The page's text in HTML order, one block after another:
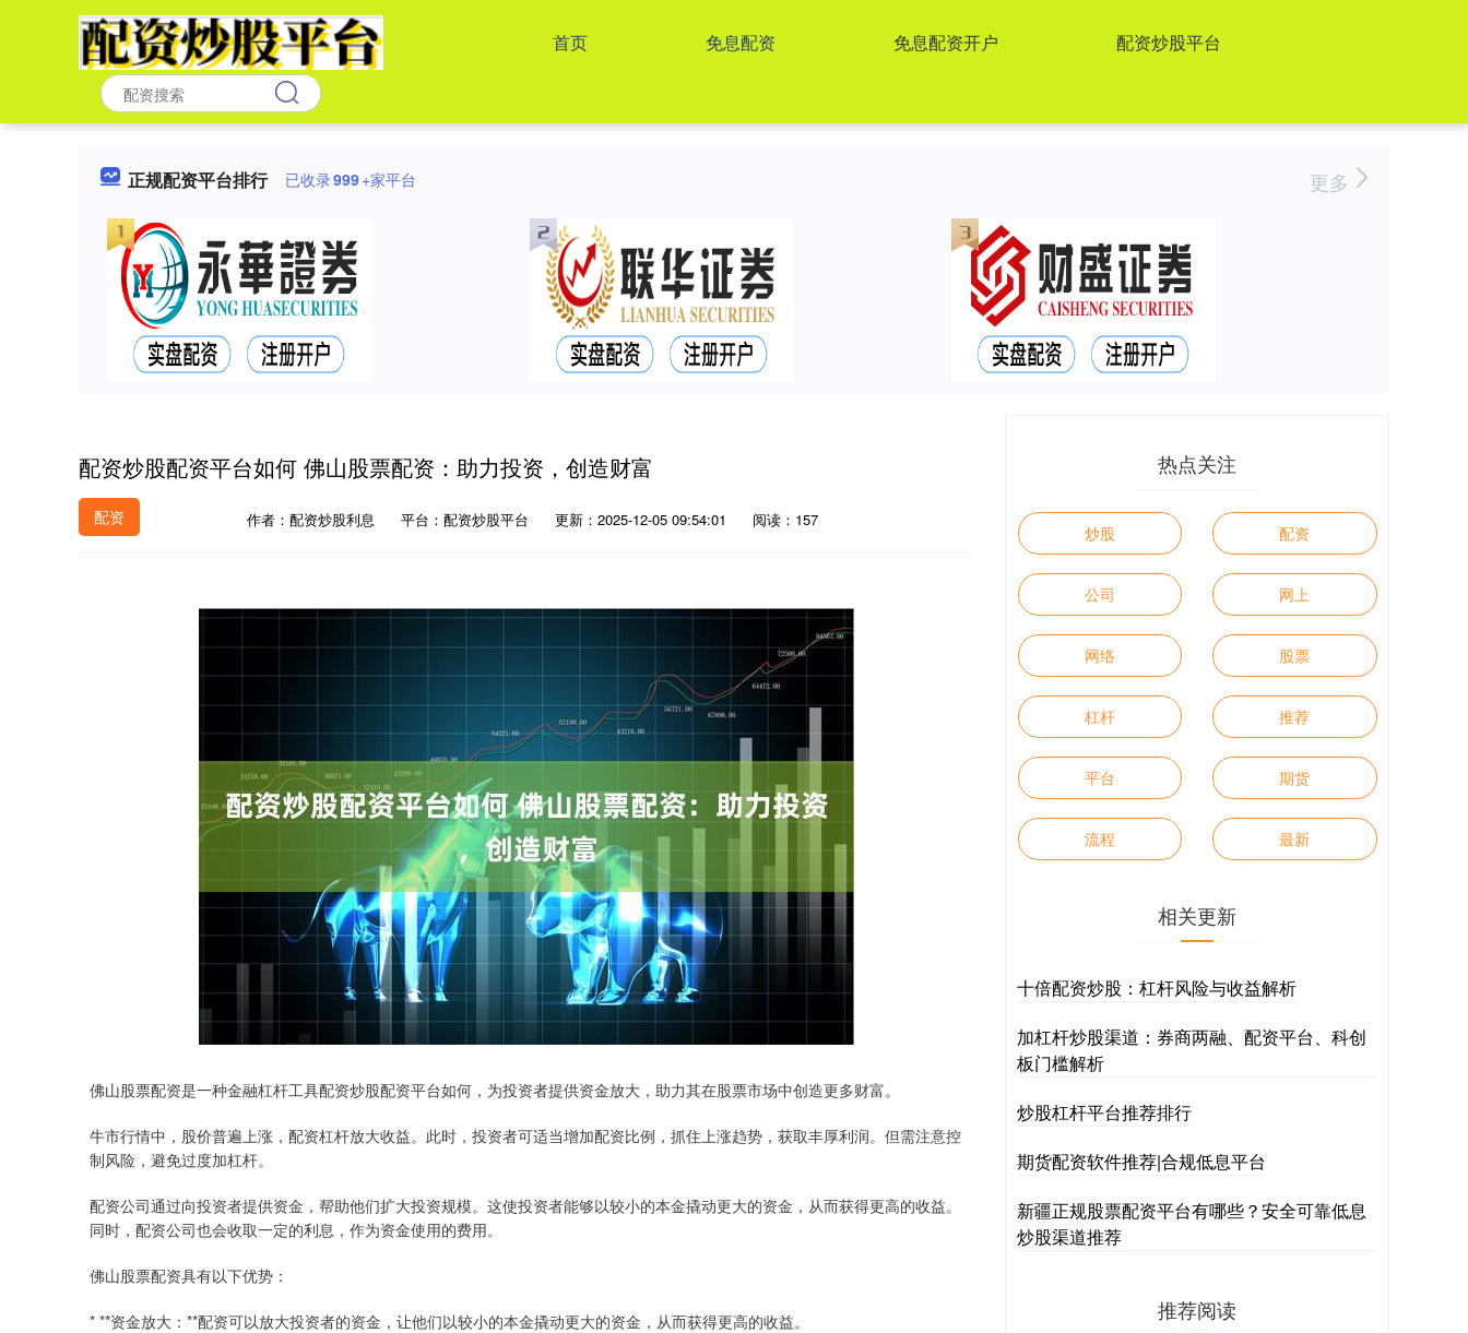
首页 免息配资 免息配资开户 配资炒股平台
正规配资平台排行 已收录999+家平台 更多
配资炒股配资平台如何 佛山股票配资：助力投资，创造财富
配资 作者：配资炒股利息 平台：配资炒股平台 更新：2025-12-05 09:54:01 阅读：157
佛山股票配资是一种金融杠杆工具配资炒股配资平台如何，为投资者提供资金放大，助力其在股票市场中创造更多财富。
牛市行情中，股价普遍上涨，配资杠杆放大收益。此时，投资者可适当增加配资比例，抓住上涨趋势，获取丰厚利润。但需注意控
制风险，避免过度加杠杆。
配资公司通过向投资者提供资金，帮助他们扩大投资规模。这使投资者能够以较小的本金撬动更大的资金，从而获得更高的收益。
同时，配资公司也会收取一定的利息，作为资金使用的费用。
佛山股票配资具有以下优势：
* **资金放大：**配资可以放大投资者的资金，让他们以较小的本金撬动更大的资金，从而获得更高的收益。
热点关注
炒股 配资
公司 网上
网络 股票
杠杆 推荐
平台 期货
流程 最新
相关更新
十倍配资炒股：杠杆风险与收益解析
加杠杆炒股渠道：券商两融、配资平台、科创
板门槛解析
炒股杠杆平台推荐排行
期货配资软件推荐|合规低息平台
新疆正规股票配资平台有哪些？安全可靠低息
炒股渠道推荐
推荐阅读